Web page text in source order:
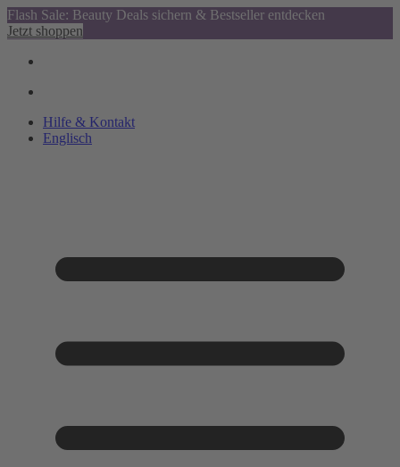
Flash Sale: Beauty Deals sichern & Bestseller entdecken
Jetzt shoppen
Hilfe & Kontakt
Englisch